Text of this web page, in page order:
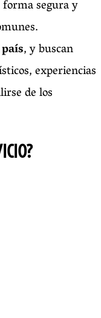
segura y
, y buscan
experiencias
de los